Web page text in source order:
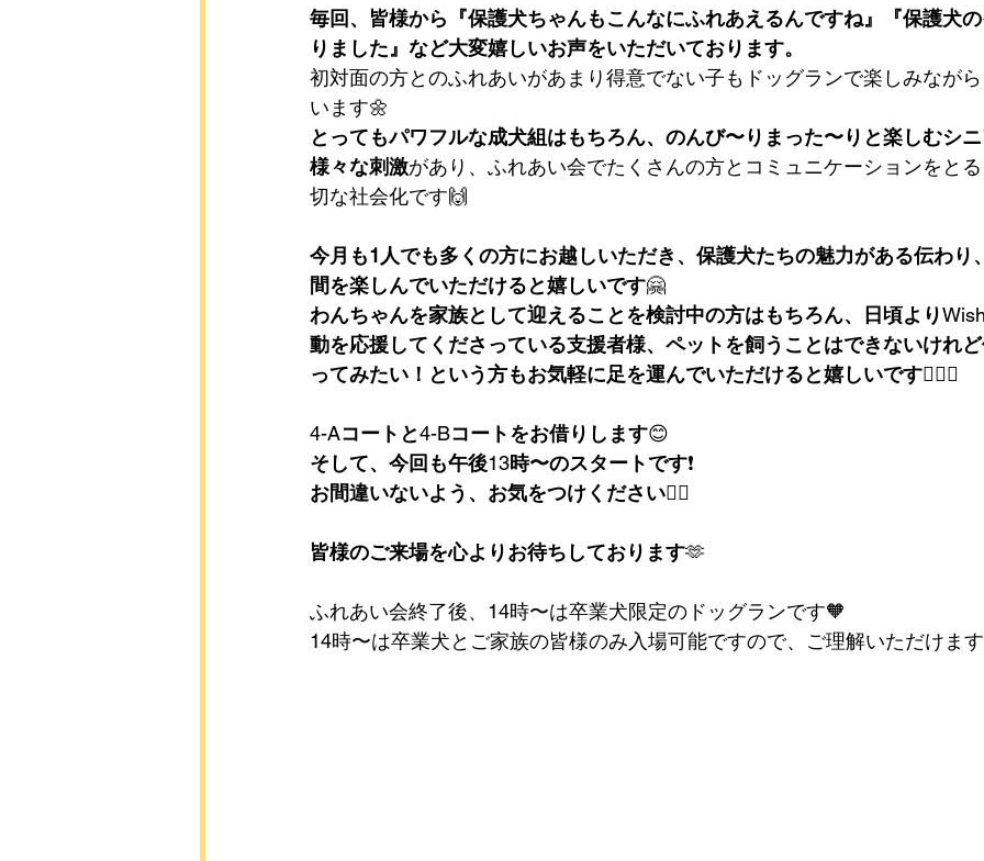
毎回、皆様から『保護犬ちゃんもこんなにふれあえるんですね』『保護犬
りました』など大変嬉しいお声をいただいております。
初対面の方とのふれあいがあまり得意でない子もドッグランで楽しみなが
います🌼
とってもパワフルな成犬組はもちろん、のんび〜りまった〜りと楽しむシ
様々な刺激があり、ふれあい会でたくさんの方とコミュニケーションをと
切な社会化です🙌
今月も1人でも多くの方にお越しいただき、保護犬たちの魅力がある伝わり
間を楽しんでいただけると嬉しいです🤗
わんちゃんを家族として迎えることを検討中の方はもちろん、日頃より
動を応援してくださっている支援者様、ペットを飼うことはできないけれ
ってみたい！という方もお気軽に足を運んでいただけると嬉しいです🚶🏽‍♂️
4-Aコートと4-Bコートをお借りします😊
そして、今回も午後13時〜のスタートです❗️
お間違いないよう、お気をつけください🙇‍♂️
皆様のご来場を心よりお待ちしております🫶
ふれあい会終了後、14時〜は卒業犬限定のドッグランです🧡
14時〜は卒業犬とご家族の皆様のみ入場可能ですので、ご理解いただけま